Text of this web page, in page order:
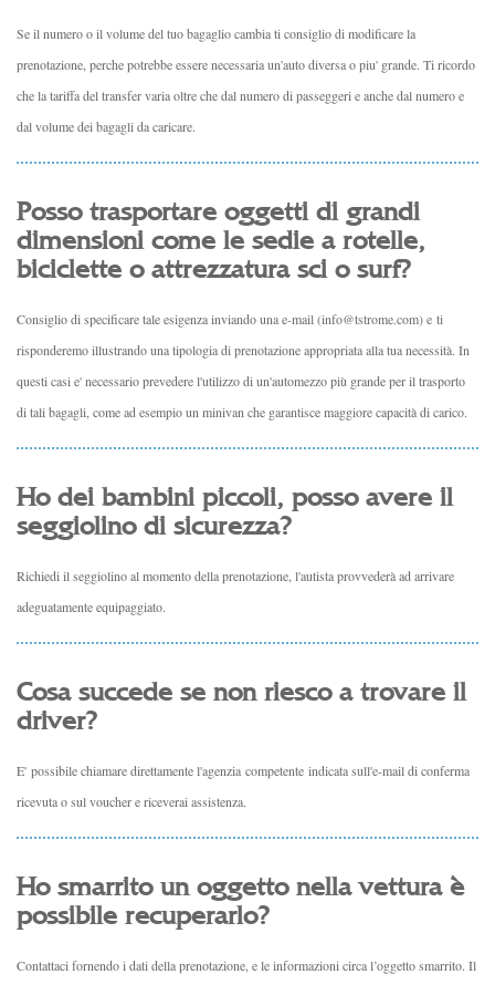
Se il numero o il volume del tuo bagaglio cambia ti consiglio di modificare la
prenotazione, perche potrebbe essere necessaria un'auto diversa o piu' grande. Ti ricordo
che la tariffa del transfer varia oltre che dal numero di passeggeri e anche dal numero e
dal volume dei bagagli da caricare.
Posso trasportare oggetti di grandi
dimensioni come le sedie a rotelle,
biciclette o attrezzatura sci o surf?
Consiglio di specificare tale esigenza inviando una e-mail(info@tstrome.com) e ti
risponderemo illustrando una tipologia di prenotazione appropriata alla tua necessità. In
questi casi e' necessario prevedere l'utilizzo di un'automezzo più grande per il trasporto
di tali bagagli, come ad esempio un minivan che garantisce maggiore capacità di carico.
Ho dei bambini piccoli, posso avere il
seggiolino di sicurezza?
Richiedi il seggiolino al momento della prenotazione, l'autista provvederà ad arrivare
adeguatamente equipaggiato.
Cosa succede se non riesco a trovare il
driver?
E' possibile chiamare direttamente l'agenzia competente indicata sull'e-mail di conferma
ricevuta o sul voucher e riceverai assistenza.
Ho smarrito un oggetto nella vettura è
possibile recuperarlo?
Contattaci fornendo i dati della prenotazione, e le informazioni circa l’oggetto smarrito. Il